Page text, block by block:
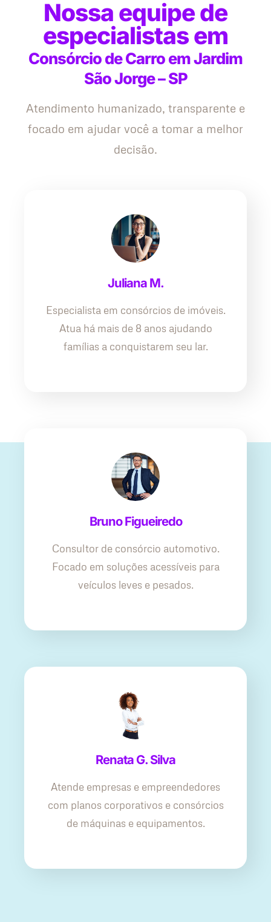
Nossa equipe de
especialistas em
Consórcio de Carro em Jardim
São Jorge – SP
Atendimento humanizado, transparente e
focado em ajudar você a tomar a melhor
decisão.
Juliana M.
Especialista em consórcios de imóveis.
Atua há mais de 8 anos ajudando
famílias a conquistarem seu lar.
Bruno Figueiredo
Consultor de consórcio automotivo.
Focado em soluções acessíveis para
veículos leves e pesados.
Renata G. Silva
Atende empresas e empreendedores
com planos corporativos e consórcios
de máquinas e equipamentos.